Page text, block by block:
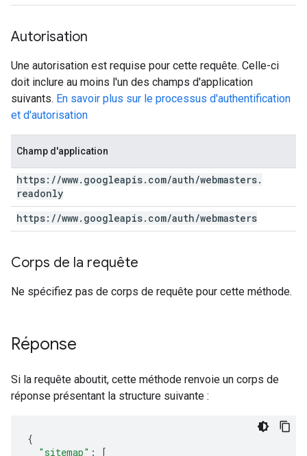
Autorisation
Une autorisation est requise pour cette requête. Celle-ci
doit inclure au moins l'un des champs d'application
suivants. En savoir plus sur le processus d'authentification
et d'autorisation
Champ d'application
https: //www. googleapis. com/auth/webmasters.
readonly
https: //www. googleapis. com/auth/webmasters
Corps de la requête
Ne spécifiez pas de corps de requête pour cette méthode.
Réponse
Si la requête aboutit, cette méthode renvoie un corps de
réponse présentant la structure suivante :
"sitemap" :
[